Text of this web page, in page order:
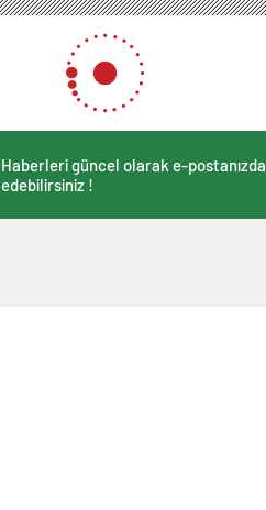
Haberleri güncel olarak e-
edebilirsiniz !